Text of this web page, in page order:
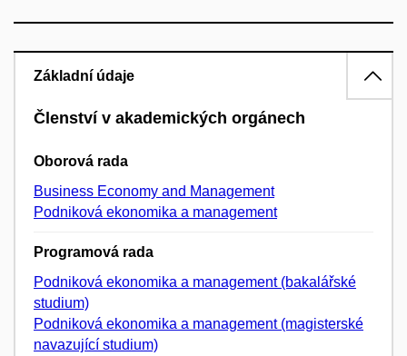
Základní údaje
Členství v akademických orgánech
Oborová rada
Business Economy and Management
Podniková ekonomika a management
Programová rada
Podniková ekonomika a management (bakalářské
studium)
Podniková ekonomika a management (magisterské
navazující studium)